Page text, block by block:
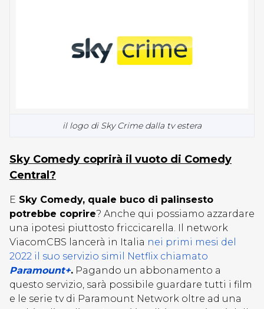
il logo di Sky Crime dalla tv estera
Sky Comedy coprirà il vuoto di Comedy
Central?
E Sky Comedy, quale buco di palinsesto
potrebbe coprire? Anche qui possiamo azzardare
una ipotesi piuttosto friccicarella. Il network
ViacomCBS lancerà in Italia nei primi mesi del
2022 il suo servizio simil Netflix chiamato
Paramount+. Pagando un abbonamento a
questo servizio, sarà possibile guardare tutti i film
e le serie tv di Paramount Network oltre ad una